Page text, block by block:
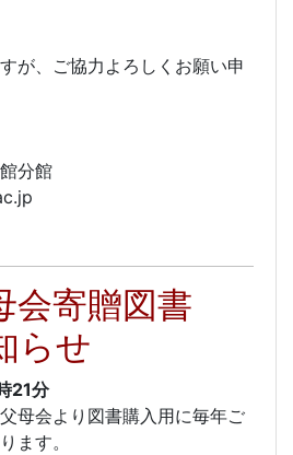
が、ご協力よろしくお願い申
分館
会寄贈図書
らせ
21分
母会より図書購入用に毎年ご
ます。